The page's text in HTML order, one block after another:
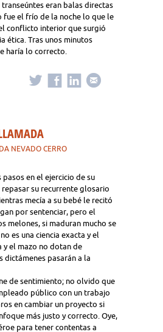
eran balas directas
fue el frío de la noche lo que le
conflicto interior que surgió
ética. Tras unos minutos
haría lo correcto.
NEVADO CERRO
en el ejercicio de su
su recurrente glosario
mecía a su bebé le recitó
por sentenciar, pero el
melones, si maduran mucho se
es una ciencia exacta y el
y el mazo no dotan de
dictámenes pasarán a la
de sentimiento; no olvido que
público con un trabajo
en cambiar un proyecto si
más justo y correcto. Oye,
para tener contentas a